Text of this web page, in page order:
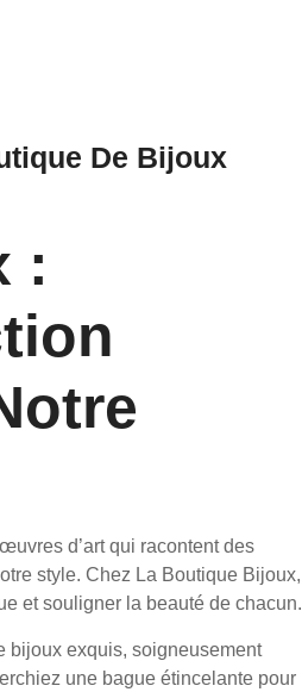
De Bijoux
:
d’art qui racontent des
style. Chez La Boutique Bijoux,
et souligner la beauté de chacun.
bijoux exquis, soigneusement
une bague étincelante pour